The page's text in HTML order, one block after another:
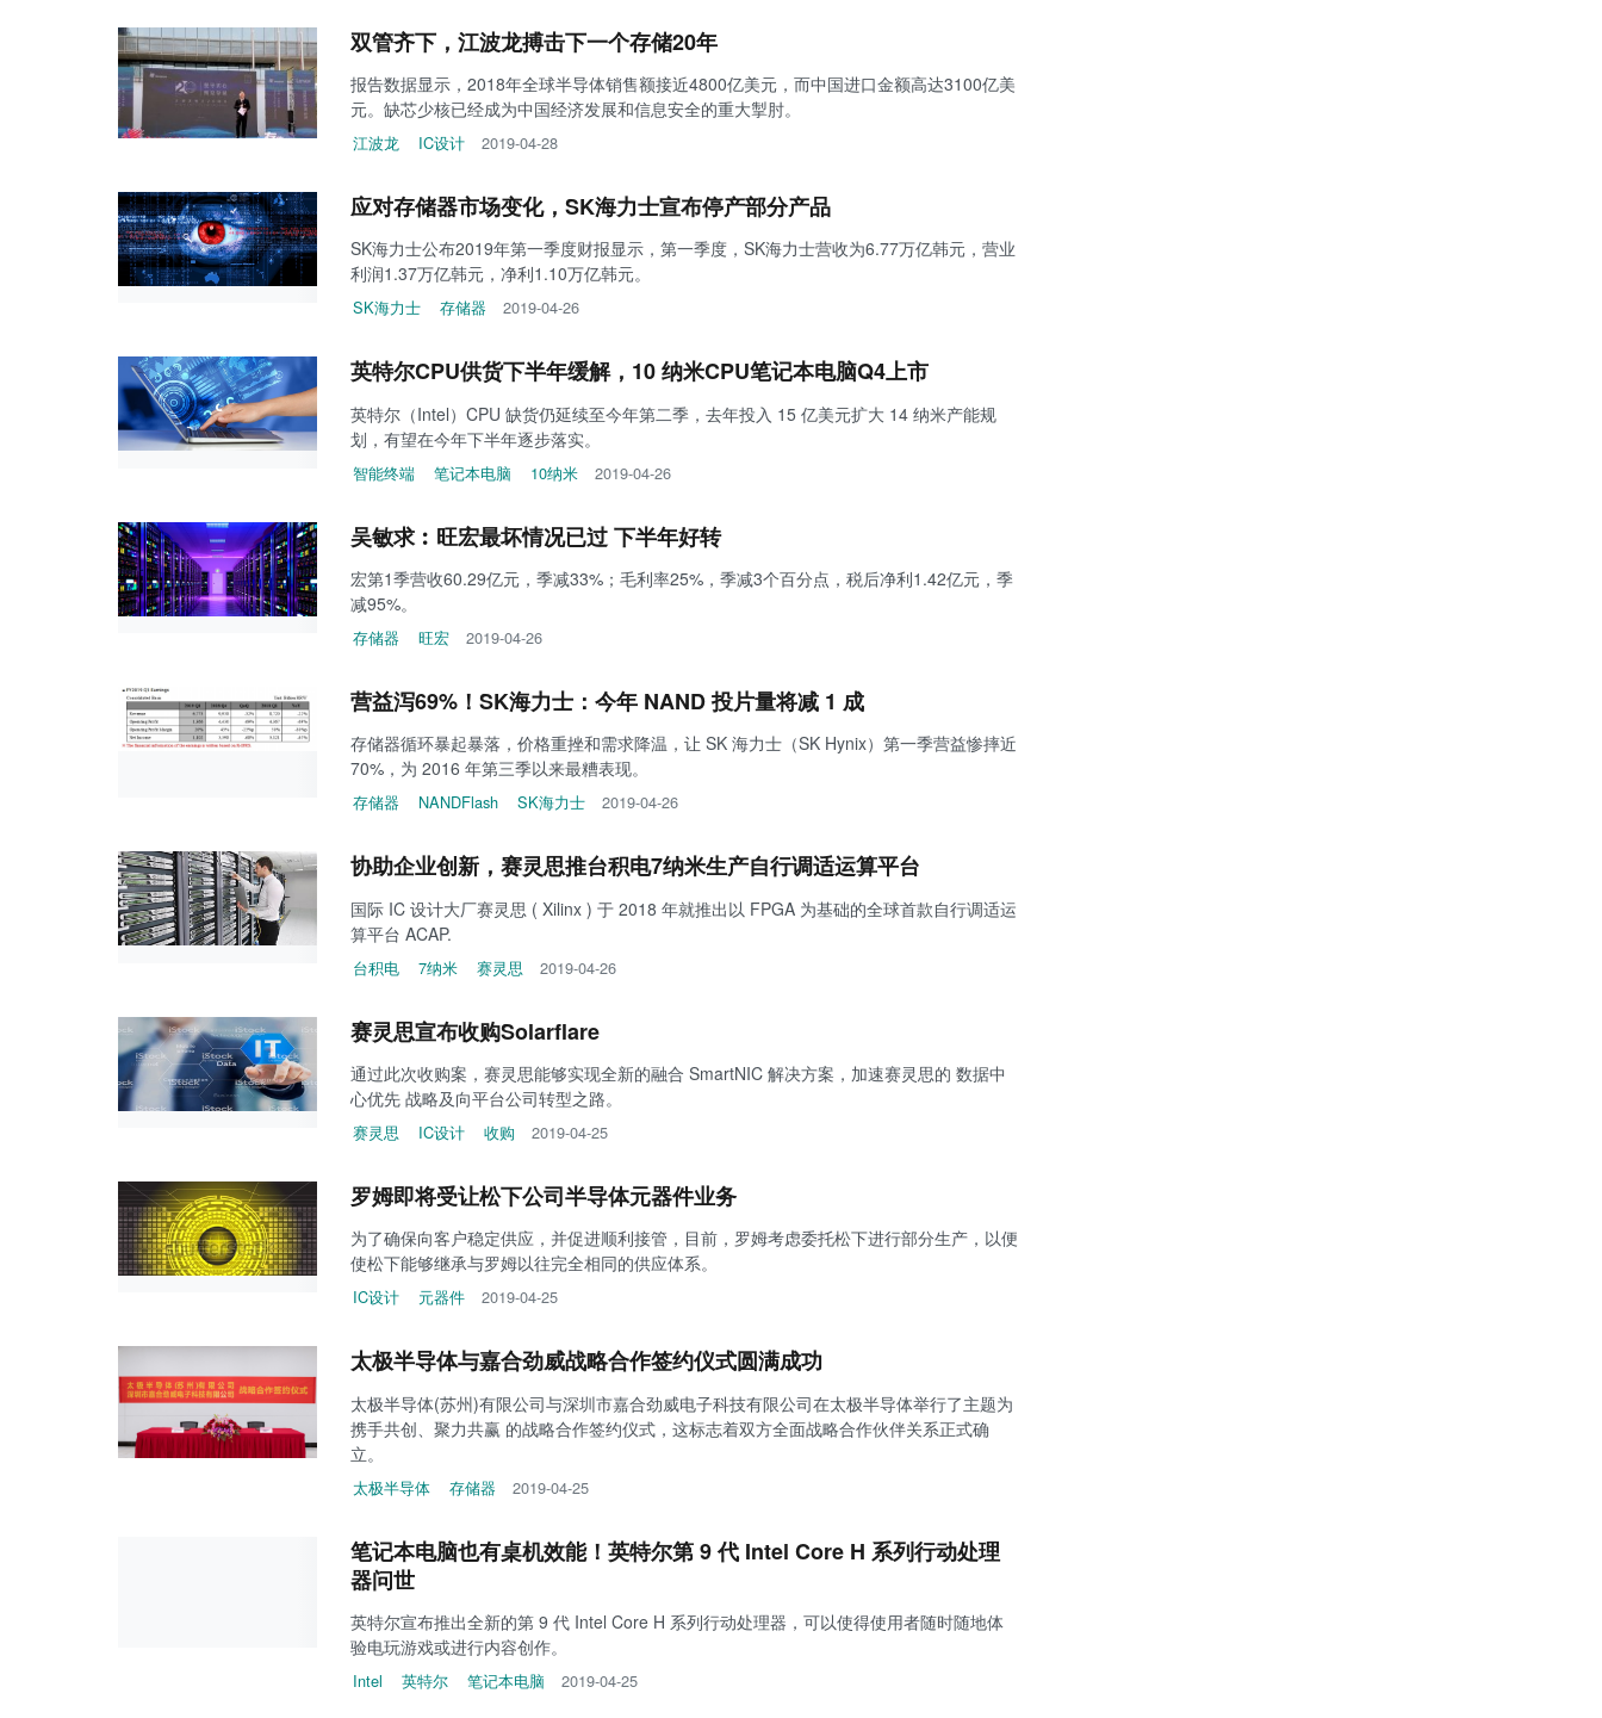
双管齐下，江波龙搏击下一个存储20年
报告数据显示，2018年全球半导体销售额接近4800亿美元，而中国进口金额高达3100亿美
元。缺芯少核已经成为中国经济发展和信息安全的重大掣肘。
江波龙 IC设计 2019-04-28
应对存储器市场变化，SK海力士宣布停产部分产品
SK海力士公布2019年第一季度财报显示，第一季度，SK海力士营收为6.77万亿韩元，营业
利润1.37万亿韩元，净利1.10万亿韩元。
SK海力士 存储器 2019-04-26
英特尔CPU供货下半年缓解，10 纳米CPU笔记本电脑Q4上市
英特尔（Intel）CPU 缺货仍延续至今年第二季，去年投入 15 亿美元扩大 14 纳米产能规
划，有望在今年下半年逐步落实。
智能终端 笔记本电脑 10纳米 2019-04-26
吴敏求︰旺宏最坏情况已过 下半年好转
宏第1季营收60.29亿元，季减33%；毛利率25%，季减3个百分点，税后净利1.42亿元，季
减95%。
存储器 旺宏 2019-04-26
营益泻69%！SK海力士：今年 NAND 投片量将减 1 成
存储器循环暴起暴落，价格重挫和需求降温，让 SK 海力士（SK Hynix）第一季营益惨摔近
70%，为 2016 年第三季以来最糟表现。
存储器 NANDFlash SK海力士 2019-04-26
协助企业创新，赛灵思推台积电7纳米生产自行调适运算平台
国际 IC 设计大厂赛灵思 ( Xilinx ) 于 2018 年就推出以 FPGA 为基础的全球首款自行调适运
算平台 ACAP.
台积电 7纳米 赛灵思 2019-04-26
赛灵思宣布收购Solarflare
通过此次收购案，赛灵思能够实现全新的融合 SmartNIC 解决方案，加速赛灵思的 数据中
心优先 战略及向平台公司转型之路。
赛灵思 IC设计 收购 2019-04-25
罗姆即将受让松下公司半导体元器件业务
为了确保向客户稳定供应，并促进顺利接管，目前，罗姆考虑委托松下进行部分生产，以便
使松下能够继承与罗姆以往完全相同的供应体系。
IC设计 元器件 2019-04-25
太极半导体与嘉合劲威战略合作签约仪式圆满成功
太极半导体(苏州)有限公司与深圳市嘉合劲威电子科技有限公司在太极半导体举行了主题为
携手共创、聚力共赢 的战略合作签约仪式，这标志着双方全面战略合作伙伴关系正式确
立。
太极半导体 存储器 2019-04-25
笔记本电脑也有桌机效能！英特尔第 9 代 Intel Core H 系列行动处理
器问世
英特尔宣布推出全新的第 9 代 Intel Core H 系列行动处理器，可以使得使用者随时随地体
验电玩游戏或进行内容创作。
Intel 英特尔 笔记本电脑 2019-04-25